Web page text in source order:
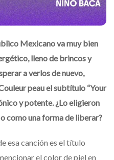
Mexicano va muy bien
lleno de brincos y
a verlos de nuevo,
peau el subtítulo “Your
y potente. ¿Lo eligieron
como una forma de liberar?
esa canción es el título
el color de piel en